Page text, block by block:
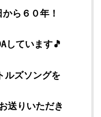
ら６０年！
しています🎵
ルズソングを
送りいただき